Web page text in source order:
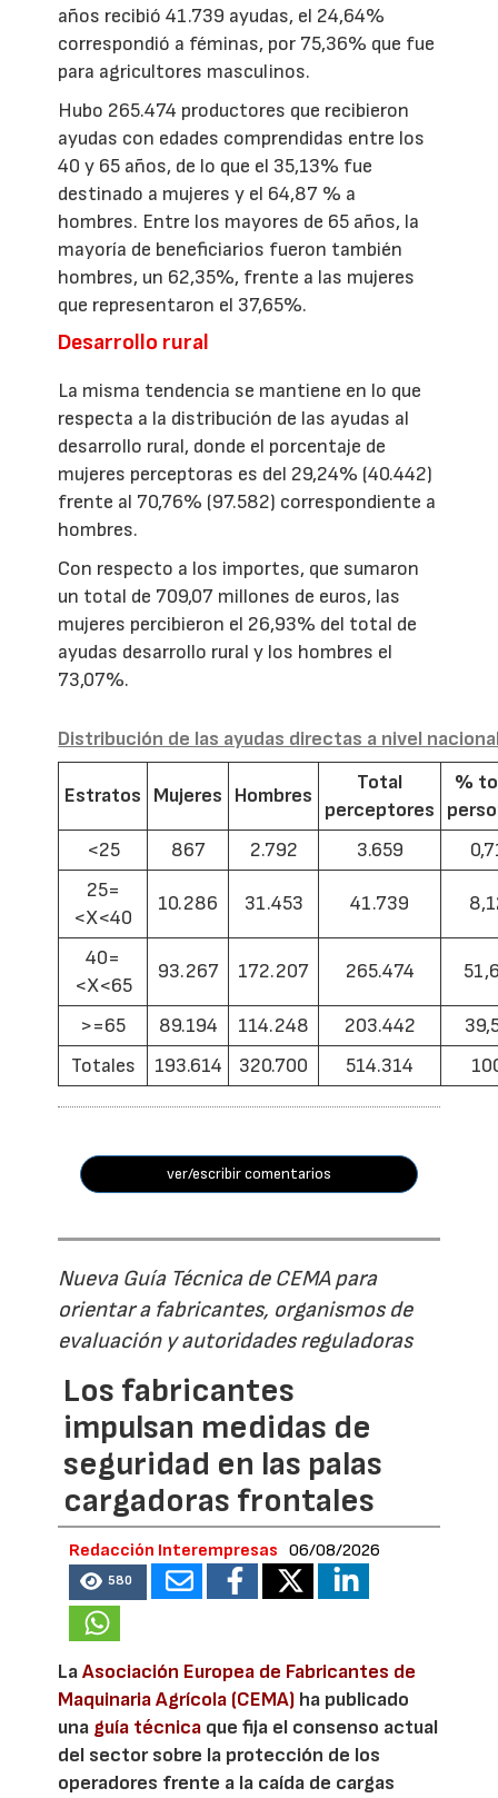
años recibió 41.739 ayudas, el 24,64%
correspondió a féminas, por 75,36% que fue
para agricultores masculinos.
Hubo 265.474 productores que recibieron
ayudas con edades comprendidas entre los
40 y 65 años, de lo que el 35,13% fue
destinado a mujeres y el 64,87 % a
hombres. Entre los mayores de 65 años, la
mayoría de beneficiarios fueron también
hombres, un 62,35%, frente a las mujeres
que representaron el 37,65%.
Desarrollo rural
La misma tendencia se mantiene en lo que
respecta a la distribución de las ayudas al
desarrollo rural, donde el porcentaje de
mujeres perceptoras es del 29,24% (40.442)
frente al 70,76% (97.582) correspondiente a
hombres.
Con respecto a los importes, que sumaron
un total de 709,07 millones de euros, las
mujeres percibieron el 26,93% del total de
ayudas desarrollo rural y los hombres el
73,07%.
Distribución de las ayudas directas a nivel
Estratos Mujeres Hombres
Total
perceptores
%
<25
867 2.792 3.659
25=
<X<40
10.286 31.453 41.739
40=
<X<65
93.267 172.207 265.474
>=65 89.194 114.248 203.442
Totales
193.614 320.700 514.314
ver/escribir comentarios
Nueva Guía Técnica de CEMA para
orientar a fabricantes, organismos de
evaluación y autoridades reguladoras
Los fabricantes
impulsan medidas de
seguridad en las palas
cargadoras frontales
Redacción Interempresas 06/08/2026
580
LaAsociación Europea de Fabricantes de
Maquinaria Agrícola (CEMA) ha publicado
una guía técnica que fija el consenso actual
del sector sobre la protección de los
operadores frente a la caída de cargas